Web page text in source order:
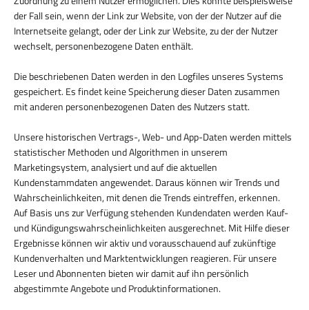
der Fall sein, wenn der Link zur Website, von der der Nutzer auf die
Internetseite gelangt, oder der Link zur Website, zu der der Nutzer
wechselt, personenbezogene Daten enthält.
Die beschriebenen Daten werden in den Logfiles unseres Systems
gespeichert. Es findet keine Speicherung dieser Daten zusammen
mit anderen personenbezogenen Daten des Nutzers statt.
Unsere historischen Vertrags-, Web- und App-Daten werden mittels
statistischer Methoden und Algorithmen in unserem
Marketingsystem, analysiert und auf die aktuellen
Kundenstammdaten angewendet. Daraus können wir Trends und
Wahrscheinlichkeiten, mit denen die Trends eintreffen, erkennen.
Auf Basis uns zur Verfügung stehenden Kundendaten werden Kauf-
und Kündigungswahrscheinlichkeiten ausgerechnet. Mit Hilfe dieser
Ergebnisse können wir aktiv und vorausschauend auf zukünftige
Kundenverhalten und Marktentwicklungen reagieren. Für unsere
Leser und Abonnenten bieten wir damit auf ihn persönlich
abgestimmte Angebote und Produktinformationen.